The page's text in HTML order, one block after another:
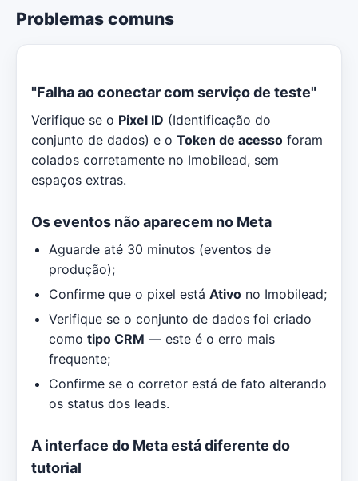
Problemas comuns
"Falha ao conectar com serviço de teste"
Verifique se o Pixel ID (Identificação do
conjunto de dados) e o Token de acesso foram
colados corretamente no Imobilead, sem
espaços extras.
Os eventos não aparecem no Meta
Aguarde até 30 minutos (eventos de
produção);
Confirme que o pixel está Ativo no Imobilead;
Verifique se o conjunto de dados foi criado
como tipo CRM — este é o erro mais
frequente;
Confirme se o corretor está de fato alterando
os status dos leads.
A interface do Meta está diferente do
tutorial